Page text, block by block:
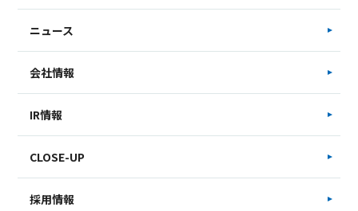
ニュース
会社情報
IR情報
CLOSE-UP
採用情報